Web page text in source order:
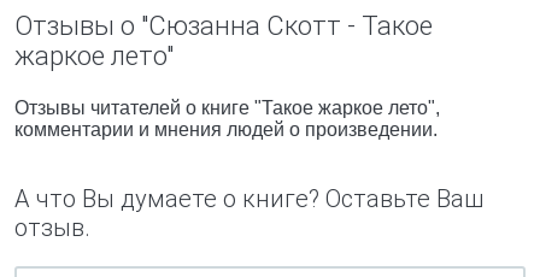
Отзывы о "Сюзанна Скотт - Такое
жаркое лето"
Отзывы читателей о книге "Такое жаркое лето",
комментарии и мнения людей о произведении.
А что Вы думаете о книге? Оставьте Ваш
отзыв.